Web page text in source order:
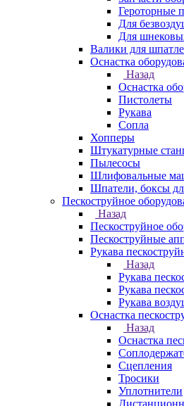
Героторные
Для
Для
Валики для
Оснастка
Назад
Оснастка
Пистолеты
Рукава
Сопла
Хопперы
Штукатурные
Пылесосы
Шлифовальные
Шпатели, боксы
Пескоструйное
Назад
Пескоструйное
Пескоструйные
Рукава
Назад
Рукава
Рукава
Рукава
Оснастка
Назад
Оснастка
Сцепления
Тросики
Уплотнители